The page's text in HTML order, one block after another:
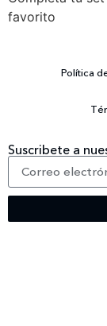
favorito
Política
Suscribete a